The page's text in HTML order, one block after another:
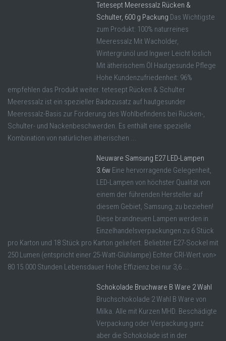
Tetesept Meeressalz Rücken &
Schulter, 600 g Packung Das Wichtigste
zum Produkt: 100% naturreines
Meeressalz Mit Wacholder,
Wintergrünöl und Ingwer Leicht löslich
Mit ätherischem Öl Hautgesunde Pflege
Hohe Kundenzufriedenheit: 96%
empfehlen das Produkt weiter. tetesept Rücken & Schulter
Meeressalz ist ein spezieller Badezusatz auf hautgesunder
Meeressalz-Basis zur Förderung des Wohlbefindens bei Rücken-,
Schulter- und Nackenbeschwerden. Es enthält eine spezielle
Kombination von natürlichen ätherischen ...
Neuware Samsung E27 LED-Lampen
3.6w Eine hervorragende Gelegenheit,
LED-Lampen von höchster Qualität von
einem der führenden Hersteller auf
diesem Gebiet, Samsung, zu beziehen!
Diese brandneuen Lampen werden in
Einzelhandelsverpackungen zu 6 Stück
pro Karton und 18 Stück pro Karton geliefert. Beliebter E27-Sockel mit
250 Lumen (entspricht einer 25-Watt-Glühlampe) Echter CRI-Wert von>
80 15.000 Stunden Lebensdauer Hohe Effizienz bei nur 3,6 ...
Schokolade Bruchware B Ware 2 Wahl
Bruchschokolade 2 Wahl B Ware von
Milka. Alle mit Kurzen MHD. Beschädigte
Verpackung oder Verpackung ganz
aber die Schokolade ist in der